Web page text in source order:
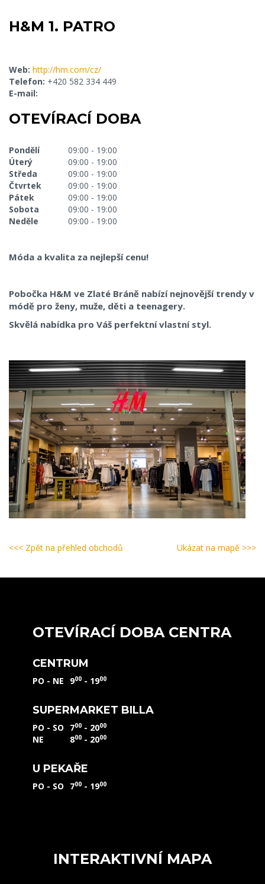
H&M 1. PATRO
Web: http://hm.com/cz/
Telefon: +420 582 334 449
E-mail:
OTEVÍRACÍ DOBA
Pondělí
09:00 - 19:00
Úterý
09:00 - 19:00
Středa
09:00 - 19:00
Čtvrtek
09:00 - 19:00
Pátek
09:00 - 19:00
Sobota
09:00 - 19:00
Neděle
09:00 - 19:00
Móda a kvalita za nejlepší cenu!
Pobočka H&M ve Zlaté Bráně nabízí nejnovější trendy v
módě pro ženy, muže, děti a teenagery.
Skvělá nabídka pro Váš perfektní vlastní styl.
<<< Zpět na přehled obchodů Ukázat na mapě >>>
OTEVÍRACÍ DOBA CENTRA
CENTRUM
PO - NE 900 - 1900
SUPERMARKET BILLA
PO - SO 700 - 2000
NE 800 - 2000
U PEKAŘE
PO - SO 700 - 1900
INTERAKTIVNÍ MAPA